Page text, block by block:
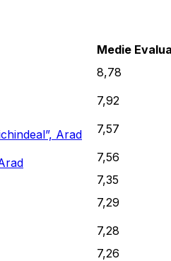
Medie
8,78
7,92
Arad 7,57
7,56
7,35
7,29
7,28
7,26